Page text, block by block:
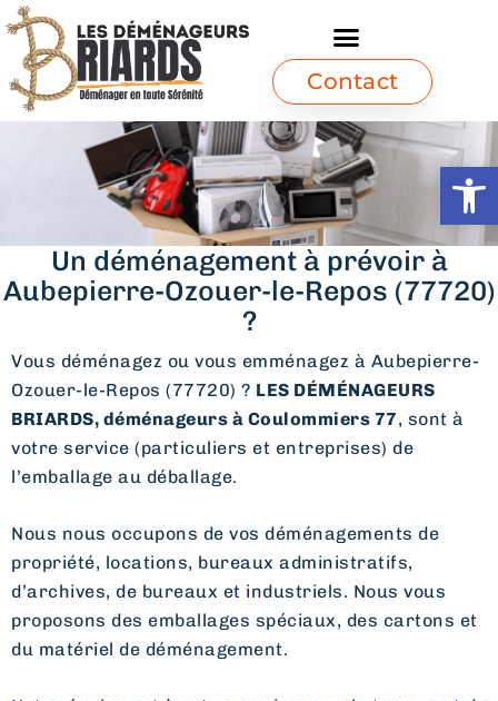
Ouvrir
Contact
Un déménagement à prévoir à
Aubepierre-Ozouer-le-Repos (77720)
?
Vous déménagez ou vous emménagez à Aubepierre-
Ozouer-le-Repos (77720) ? LES DÉMÉNAGEURS
BRIARDS, déménageurs à Coulommiers 77, sont à
votre service (particuliers et entreprises) de
l’emballage au déballage.
Nous nous occupons de vos déménagements de
propriété, locations, bureaux administratifs,
d’archives, de bureaux et industriels. Nous vous
proposons des emballages spéciaux, des cartons et
du matériel de déménagement.